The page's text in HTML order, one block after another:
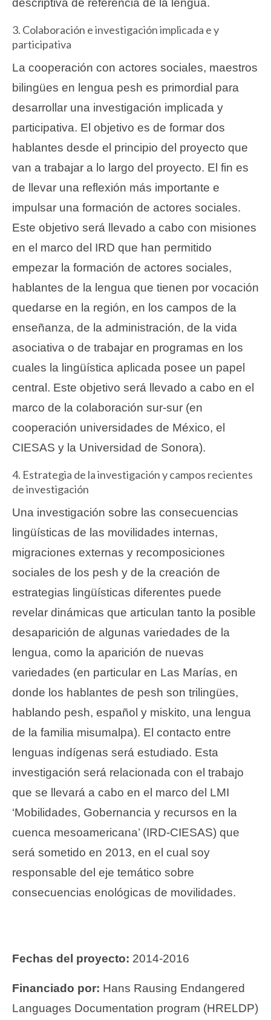
descriptiva de referencia de la lengua.
3. Colaboración e investigación implicada e y
participativa
La cooperación con actores sociales, maestros
bilingües en lengua pesh es primordial para
desarrollar una investigación implicada y
participativa. El objetivo es de formar dos
hablantes desde el principio del proyecto que
van a trabajar a lo largo del proyecto. El fin es
de llevar una reflexión más importante e
impulsar una formación de actores sociales.
Este objetivo será llevado a cabo con misiones
en el marco del IRD que han permitido
empezar la formación de actores sociales,
hablantes de la lengua que tienen por vocación
quedarse en la región, en los campos de la
enseñanza, de la administración, de la vida
asociativa o de trabajar en programas en los
cuales la lingüística aplicada posee un papel
central. Este objetivo será llevado a cabo en el
marco de la colaboración sur-sur (en
cooperación universidades de México, el
CIESAS y la Universidad de Sonora).
4. Estrategia de la investigación y campos recientes
de investigación
Una investigación sobre las consecuencias
lingüísticas de las movilidades internas,
migraciones externas y recomposiciones
sociales de los pesh y de la creación de
estrategias lingüísticas diferentes puede
revelar dinámicas que articulan tanto la posible
desaparición de algunas variedades de la
lengua, como la aparición de nuevas
variedades (en particular en Las Marías, en
donde los hablantes de pesh son trilingües,
hablando pesh, español y miskito, una lengua
de la familia misumalpa). El contacto entre
lenguas indígenas será estudiado. Esta
investigación será relacionada con el trabajo
que se llevará a cabo en el marco del LMI
‘Mobilidades, Gobernancia y recursos en la
cuenca mesoamericana’ (IRD-CIESAS) que
será sometido en 2013, en el cual soy
responsable del eje temático sobre
consecuencias enológicas de movilidades.
Fechas del proyecto: 2014-2016
Financiado por: Hans Rausing Endangered
Languages Documentation program (HRELDP)